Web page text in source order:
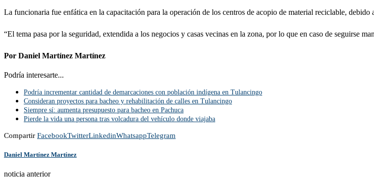
La funcionaria fue enfática en la capacitación para la operación de los centros de acopio de material reciclable, debido
“El tema pasa por la seguridad, extendida a los negocios y casas vecinas en la zona, por lo que en caso de seguirse
Por Daniel Martínez Martínez
Podría interesarte...
Podría incrementar cantidad de demarcaciones con población indígena en Tulancingo
Consideran proyectos para bacheo y rehabilitación de calles en Tulancingo
Siempre sí: aumenta presupuesto para bacheo en Pachuca
Pierde la vida una persona tras volcadura del vehículo donde viajaba
Compartir FacebookTwitterLinkedinWhatsappTelegram
Daniel Martínez Martínez
noticia anterior